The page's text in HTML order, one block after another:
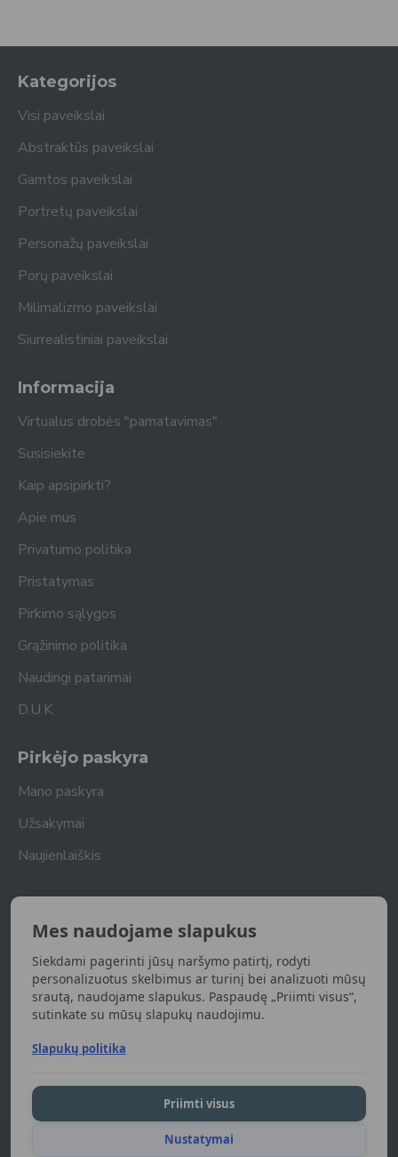
Mes naudojame slapukus
Siekdami pagerinti jūsų naršymo patirtį, rodyti
personalizuotus skelbimus ar turinį bei analizuoti mūsų
srautą, naudojame slapukus. Paspaudę „Priimti visus“,
sutinkate su mūsų slapukų naudojimu.
Slapukų politika
Nustatymai
Priimti visus
Kategorijos
Visi paveikslai
Abstraktūs paveikslai
Gamtos paveikslai
Portretų paveikslai
Personažų paveikslai
Porų paveikslai
Milimalizmo paveikslai
Siurrealistiniai paveikslai
Informacija
Virtualus drobės "pamatavimas"
Susisiekite
Kaip apsipirkti?
Apie mus
Privatumo politika
Pristatymas
Pirkimo sąlygos
Grąžinimo politika
Naudingi patarimai
D.U.K.
Pirkėjo paskyra
Mano paskyra
Užsakymai
Naujienlaiškis
Naujienlaiškis
Gaukite naujienas apie naujas prekes
UŽSISAKYTI
Susipažinau ir sutinku su Privatumo politika
DGart.lt 2024. Visos teisės saugomos.